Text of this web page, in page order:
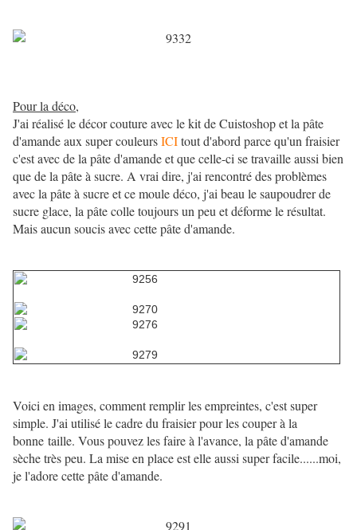
Pour la déco,
J'ai réalisé le décor couture avec le kit de Cuistoshop et la pâte
d'amande aux super couleursICItout d'abord parce qu'un fraisier
c'est avec de la pâte d'amande et que celle-ci se travaille aussi bien
que de la pâte à sucre. A vrai dire, j'ai rencontré des problèmes
avec la pâte à sucre et ce moule déco, j'ai beau le saupoudrer de
sucre glace, la pâte colle toujours un peu et déforme le résultat.
Mais aucun soucis avec cette pâte d'amande.
Voici en images, comment remplir les empreintes, c'est super
simple. J'ai utilisé le cadre du fraisier pour les couper à la
bonne taille. Vous pouvez les faire à l'avance, la pâte d'amande
sèche très peu. La mise en place est elle aussi super facile......moi,
je l'adore cette pâte d'amande.